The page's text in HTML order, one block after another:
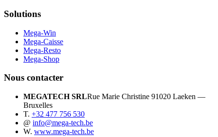
Solutions
Mega-Win
Mega-Caisse
Mega-Resto
Mega-Shop
Nous contacter
MEGATECH SRLRue Marie Christine 91020 Laeken —
Bruxelles
T. +32 477 756 530
@ info@mega-tech.be
W. www.mega-tech.be